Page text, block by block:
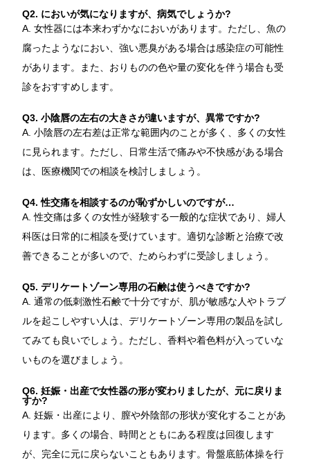
Q2. においが気になりますが、病気でしょうか?
A. 女性器には本来わずかなにおいがあります。ただし、魚の
腐ったようなにおい、強い悪臭がある場合は感染症の可能性
があります。また、おりものの色や量の変化を伴う場合も受
診をおすすめします。
Q3. 小陰唇の左右の大きさが違いますが、異常ですか?
A. 小陰唇の左右差は正常な範囲内のことが多く、多くの女性
に見られます。ただし、日常生活で痛みや不快感がある場合
は、医療機関での相談を検討しましょう。
Q4. 性交痛を相談するのが恥ずかしいのですが…
A. 性交痛は多くの女性が経験する一般的な症状であり、婦人
科医は日常的に相談を受けています。適切な診断と治療で改
善できることが多いので、ためらわずに受診しましょう。
Q5. デリケートゾーン専用の石鹸は使うべきですか?
A. 通常の低刺激性石鹸で十分ですが、肌が敏感な人やトラブ
ルを起こしやすい人は、デリケートゾーン専用の製品を試し
てみても良いでしょう。ただし、香料や着色料が入っていな
いものを選びましょう。
Q6. 妊娠・出産で女性器の形が変わりましたが、元に戻りま
すか?
A. 妊娠・出産により、膣や外陰部の形状が変化することがあ
ります。多くの場合、時間とともにある程度は回復します
が、完全に元に戻らないこともあります。骨盤底筋体操を行